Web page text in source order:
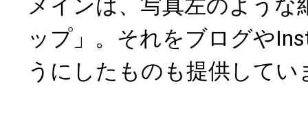
メインは、写真左のような
ップ」。それをブログや
うにしたものも提供してい